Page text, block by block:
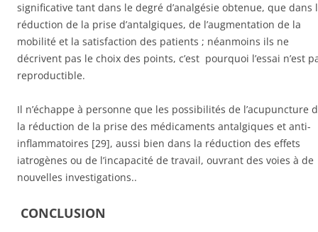
significative tant dans le degré d’analgésie obtenue, que dans
réduction de la prise d’antalgiques, de l’augmentation de la
mobilité et la satisfaction des patients ; néanmoins ils ne
décrivent pas le choix des points, c’est pourquoi l’essai n’est
reproductible.
Il n’échappe à personne que les possibilités de l’acupuncture
la réduction de la prise des médicaments antalgiques et anti-
inflammatoires [29], aussi bien dans la réduction des effets
iatrogènes ou de l’incapacité de travail, ouvrant des voies à de
nouvelles investigations..
CONCLUSION